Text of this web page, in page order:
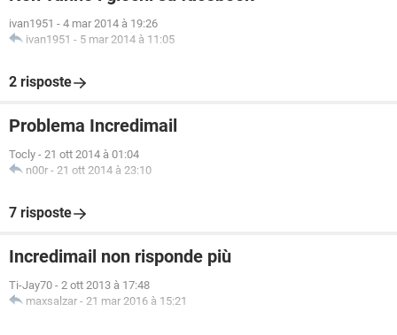
ivan1951 - 4 mar 2014 à 19:26
ivan1951 - 5 mar 2014 à 11:05
2 risposte
Problema Incredimail
Tocly - 21 ott 2014 à 01:04
n00r - 21 ott 2014 à 23:10
7 risposte
Incredimail non risponde più
Ti-Jay70 - 2 ott 2013 à 17:48
maxsalzar - 21 mar 2016 à 15:21